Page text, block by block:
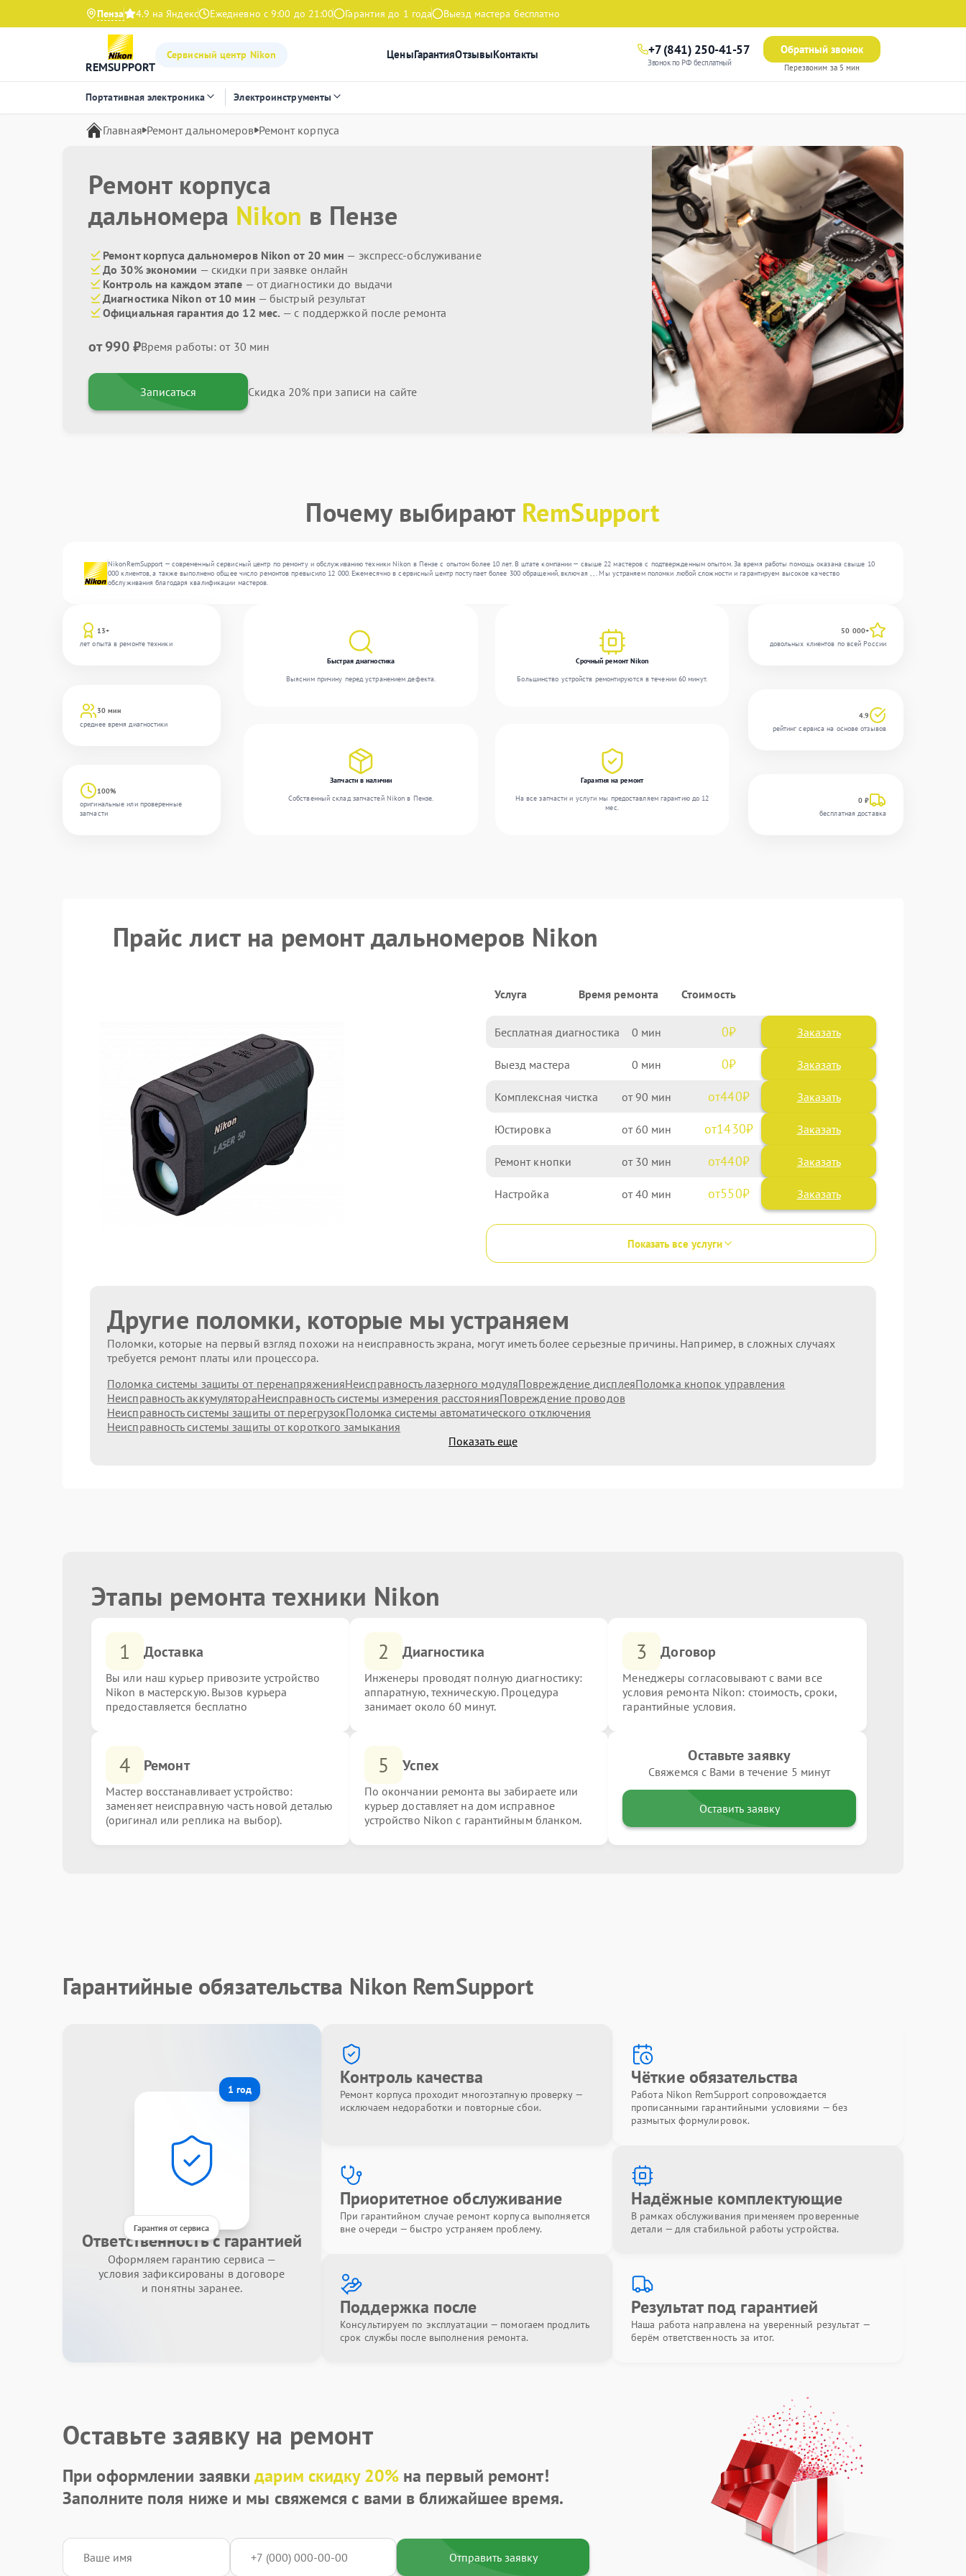
Пенза 4.9 на Яндекс Ежедневно с 9:00 до 21:00 Гарантия до 1 года Выезд мастера бесплатно
REMSUPPORT
Сервисный центр Nikon ЦеныГарантияОтзывыКонтакты +7 (841) 250-41-57
Звонок по РФ бесплатный
Обратный звонок
Перезвоним за 5 мин
Портативная электроника Электроинструменты
Главная Ремонт дальномеров Ремонт корпуса
Ремонт корпуса
дальномера Nikon в Пензе
Ремонт корпуса дальномеров Nikon от 20 мин — экспресс-обслуживание
До 30% экономии — скидки при заявке онлайн
Контроль на каждом этапе — от диагностики до выдачи
Диагностика Nikon от 10 мин — быстрый результат
Официальная гарантия до 12 мес. — с поддержкой после ремонта
от 990 ₽Время работы: от 30 мин
Записаться Скидка 20% при записи на сайте
Почему выбирают RemSupport
NikonRemSupport — современный сервисный центр по ремонту и обслуживанию техники Nikon в Пензе с опытом более 10 лет. В штате компании — свыше 22 мастеров с подтвержденным опытом. За время работы помощь оказана свыше 10
000 клиентов, а также выполнено общее число ремонтов превысило 12 000. Ежемесячно в сервисный центр поступает более 300 обращений, включая , , . Мы устраняем поломки любой сложности и гарантируем высокое качество
обслуживания благодаря квалификации мастеров.
13+
лет опыта в ремонте техники
30 мин
среднее время диагностики
100%
оригинальные или проверенные
запчасти
Быстрая диагностика
Выясним причину перед устранением дефекта.
Срочный ремонт Nikon
Большинство устройств ремонтируются в течении 60 минут.
Запчасти в наличии
Собственный склад запчастей Nikon в Пензе.
Гарантия на ремонт
На все запчасти и услуги мы предоставляем гарантию до 12
мес.
50 000+
довольных клиентов по всей России
4.9
рейтинг сервиса на основе отзывов
0 ₽
бесплатная доставка
Прайс лист на ремонт дальномеров Nikon
Услуга Время ремонта Стоимость
Бесплатная диагностика 0 0 Заказать
Выезд мастера 0 0 Заказать
Комплексная чистка 90 440
Юстировка 60 1430
Ремонт кнопки 30 440
Настройка 40 550
Показать все услуги
Другие поломки, которые мы устраняем
Поломки, которые на первый взгляд похожи на неисправность экрана, могут иметь более серьезные причины. Например, в сложных случаях
требуется ремонт платы или процессора.
Поломка системы защиты от перенапряженияНеисправность лазерного модуляПовреждение дисплеяПоломка кнопок управления
Неисправность аккумулятораНеисправность системы измерения расстоянияПовреждение проводов
Неисправность системы защиты от перегрузокПоломка системы автоматического отключения
Неисправность системы защиты от короткого замыкания
Показать еще
Этапы ремонта техники Nikon
1 Доставка
Вы или наш курьер привозите устройство
Nikon в мастерскую. Вызов курьера
предоставляется бесплатно
2 Диагностика
Инженеры проводят полную диагностику:
аппаратную, техническую. Процедура
занимает около 60 минут.
3 Договор
Менеджеры согласовывают с вами все
условия ремонта Nikon: стоимость, сроки,
гарантийные условия.
4 Ремонт
Мастер восстанавливает устройство:
заменяет неисправную часть новой деталью
(оригинал или реплика на выбор).
5 Успех
По окончании ремонта вы забираете или
курьер доставляет на дом исправное
устройство Nikon с гарантийным бланком.
Оставьте заявку
Свяжемся с Вами в течение 5 минут
Оставить заявку
Гарантийные обязательства Nikon RemSupport
1 год
Гарантия от сервиса
Ответственность с гарантией
Оформляем гарантию сервиса —
условия зафиксированы в договоре
и понятны заранее.
Контроль качества
Ремонт корпуса проходит многоэтапную проверку —
исключаем недоработки и повторные сбои.
Чёткие обязательства
Работа Nikon RemSupport сопровождается
прописанными гарантийными условиями — без
размытых формулировок.
Приоритетное обслуживание
При гарантийном случае ремонт корпуса выполняется
вне очереди — быстро устраняем проблему.
Надёжные комплектующие
В рамках обслуживания применяем проверенные
детали — для стабильной работы устройства.
Поддержка после
Консультируем по эксплуатации — помогаем продлить
срок службы после выполнения ремонта.
Результат под гарантией
Наша работа направлена на уверенный результат —
берём ответственность за итог.
Оставьте заявку на ремонт
При оформлении заявкидарим скидку 20%на первый ремонт!
Заполните поля ниже и мы свяжемся с вами в ближайшее время.
Отправить заявку